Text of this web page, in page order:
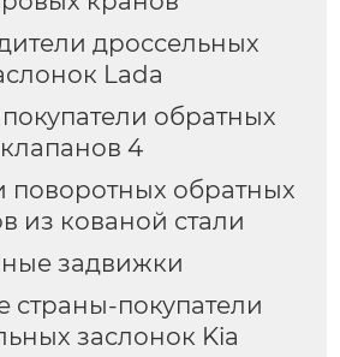
дроссельных
Lada
обратных
клапанов 4
поворотных обратных
из кованой стали
задвижки
страны-покупатели
заслонок Kia